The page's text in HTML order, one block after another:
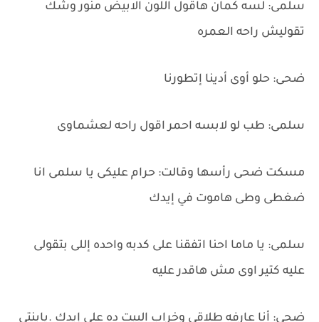
سلمى: لسه كمان هاقول اللون الابيض منور وشك
تقوليش راحه العمره
ضحى: حلو أوى أدينا إتطورنا
سلمى: طب لو لابسه احمر اقول راحه لعشماوى
مسكت ضحى رأسها وقالت: حرام عليكى يا سلمى انا
ضغطى وطى هاموت في إيدك
سلمى: يا ماما احنا اتفقنا على كدبه واحده إللى بتقولى
عليه كتير اوى مش هاقدر عليه
ضحى: أنا عارفه طلاقى وخراب البيت ده على إيدك .يابنتى